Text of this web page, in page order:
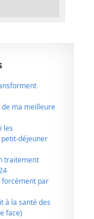
ma meilleure
les
déjeuner
traitement
forcément par
à la santé des
face)